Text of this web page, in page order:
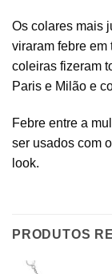
Os colares mais
viraram febre
coleiras fizeram
Paris e Milão e
Febre entre a
ser usados com
look.
PRODUTOS